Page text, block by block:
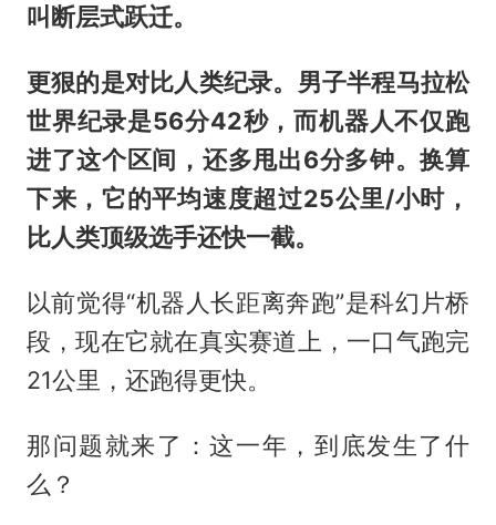
叫断层式跃迁。
更狠的是对比人类纪录。男子半程马拉松
世界纪录是56分42秒，而机器人不仅跑
进了这个区间，还多甩出6分多钟。换算
下来，它的平均速度超过25公里/小时，
比人类顶级选手还快一截。
以前觉得“机器人长距离奔跑”是科幻片桥
段，现在它就在真实赛道上，一口气跑完
21公里，还跑得更快。
那问题就来了：这一年，到底发生了什
么？